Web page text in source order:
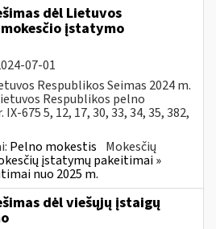
dėl Lietuvos
įstatymo
07-01
Respublikos Seimas 2024 m.
Respublikos pelno
675 5, 12, 17, 30, 33, 34, 35, 382,
Pelno mokestis Mokesčių
įstatymų pakeitimai »
nuo 2025 m.
dėl viešųjų įstaigų